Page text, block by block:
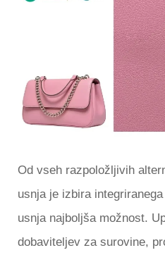
Od vseh razpoložljivih
usnja je izbira
usnja najboljša možnost.
dobaviteljev za surovine,